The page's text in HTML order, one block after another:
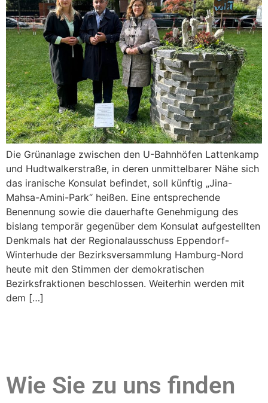
Die Grünanlage zwischen den U-Bahnhöfen Lattenkamp
und Hudtwalkerstraße, in deren unmittelbarer Nähe sich
das iranische Konsulat befindet, soll künftig „Jina-
Mahsa-Amini-Park“ heißen. Eine entsprechende
Benennung sowie die dauerhafte Genehmigung des
bislang temporär gegenüber dem Konsulat aufgestellten
Denkmals hat der Regionalausschuss Eppendorf-
Winterhude der Bezirksversammlung Hamburg-Nord
heute mit den Stimmen der demokratischen
Bezirksfraktionen beschlossen. Weiterhin werden mit
dem […]
Wie Sie zu uns finden